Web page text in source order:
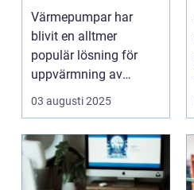
Gävle
Värmepumpar har
blivit en alltmer
populär lösning för
uppvärmning av
bost&a...
03 augusti 2025